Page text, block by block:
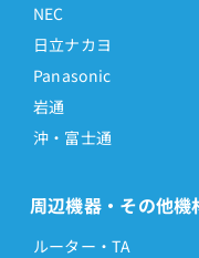
NEC
日立ナカヨ
Panasonic
岩通
沖・富士通
周辺機器・その他機
ルーター・TA